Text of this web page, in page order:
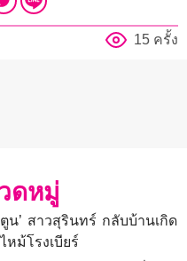
15 ครั้ง
ดหมู่
ตูน’ สาวสุรินทร์ กลับบ้านเกิด
ม้โรงเบียร์